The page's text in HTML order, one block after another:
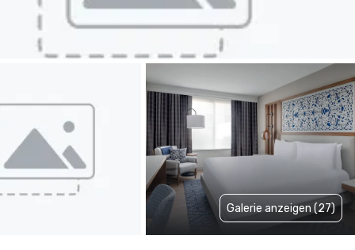
Galerie anzeigen (27)